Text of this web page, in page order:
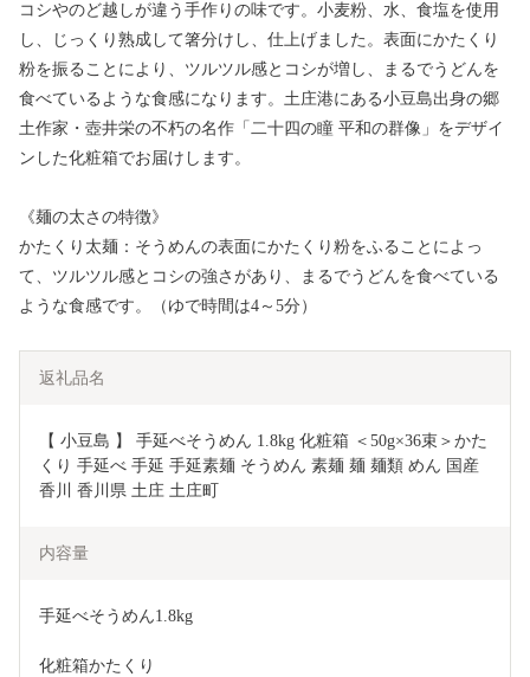
コシやのど越しが違う手作りの味です。小麦粉、水、食塩を使用
し、じっくり熟成して箸分けし、仕上げました。表面にかたくり
粉を振ることにより、ツルツル感とコシが増し、まるでうどんを
食べているような食感になります。土庄港にある小豆島出身の郷
土作家・壺井栄の不朽の名作「二十四の瞳 平和の群像」をデザイ
ンした化粧箱でお届けします。
《麺の太さの特徴》
かたくり太麺：そうめんの表面にかたくり粉をふることによっ
て、ツルツル感とコシの強さがあり、まるでうどんを食べている
ような食感です。（ゆで時間は4～5分）
返礼品名
【 小豆島 】 手延べそうめん 1.8kg 化粧箱 ＜50g×36束＞かた
くり 手延べ 手延 手延素麺 そうめん 素麺 麺 麺類 めん 国産
香川 香川県 土庄 土庄町
内容量
手延べそうめん1.8kg
化粧箱かたくり